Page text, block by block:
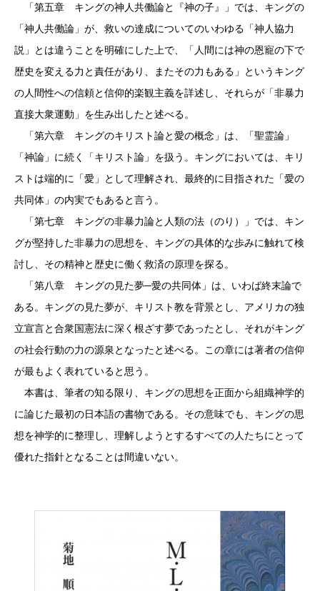
「第五章 キングの神人共働論と『神の子』」では、キングの
「神人共働論」が、救いの達成についてのいわゆる「神人協力
説」とは違うことを明確にした上で、「人間には神の恩寵の下で
歴史を変える力と責任があり、またその力もある」というキング
の人間性への信頼と信仰的楽観主義を詳述し、それらが「非暴力
直接大衆運動」を生み出したと述べる。
「第六章 キングのキリスト論と愛の概念」は、「聖霊論」
「神論」に続く「キリスト論」を扱う。キングにおいては、キリ
ストは端的に「愛」として理解され、最終的に目指された「愛の
共同体」の内実でもあると言う。
「第七章 キングの非暴力論と人類の法（のり）」では、キン
グが堅持した非暴力の思想を、キングの具体的な歩みに触れて検
討し、その精神と歴史に働く救済の原理を探る。
「第八章 キングの見た夢─愛の共同体」は、いわば終末論で
ある。キングの見た夢が、キリスト教を背景とし、アメリカの独
立宣言と合衆国憲法に深く根ざす夢であったとし、それがキング
の社会行動の力の源泉となったと述べる。この章には著者の信仰
が最もよく表れていると思う。
本書は、筆者の知る限り、キングの思想を正面から組織神学的
に論じた最初の日本語の書物である。その意味でも、キングの思
想を神学的に整理し、理解しようとするすべての人たちにとって
優れた指針となることは間違いない。